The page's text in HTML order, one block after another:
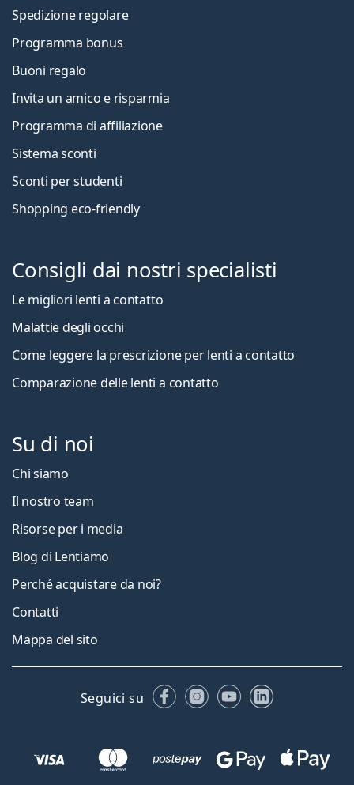
Spedizione regolare
Programma bonus
Buoni regalo
Invita un amico e risparmia
Programma di affiliazione
Sistema sconti
Sconti per studenti
Shopping eco-friendly
Consigli dai nostri specialisti
Le migliori lenti a contatto
Malattie degli occhi
Come leggere la prescrizione per lenti a contatto
Comparazione delle lenti a contatto
Su di noi
Chi siamo
Il nostro team
Risorse per i media
Blog di Lentiamo
Perché acquistare da noi?
Contatti
Mappa del sito
Seguici su FacebookInstagram
YouTubeLinkedIn